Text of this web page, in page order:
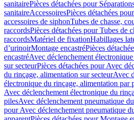
sanitairePièces détachées pour
sanitaireAccessoiresPièces détachées
accessoires de siphonTubes de chasse,
raccordsPièces détachées pour Tubes de
raccordsMatériel de fixationHabillages
dʼurinoirMontage encastréPièces
encastréAvec déclenchement
sur secteurPièces détachées pour Avec
du rinçage, alimentation sur secteurAvec
électronique du rinçage, alimentation par
Avec déclenchement électronique du
pilesAvec déclenchement pneumatique
pour Avec déclenchement pneumatique